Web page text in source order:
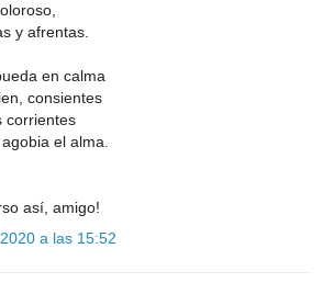
y afrentas.
en calma
consientes
corrientes
el alma.
así, amigo!
a las 15:52